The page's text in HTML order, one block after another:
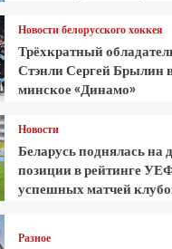
Новости белорусского хоккея
Трёхкратный
Стэнли Сергей Брылин
минское «Динамо»
Новости
Беларусь поднялась на
позиции в рейтинге
успешных матчей
Разное